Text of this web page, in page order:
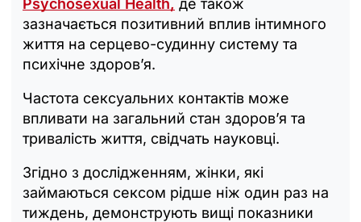
зазначається позитивний вплив інтимного
життя на серцево-судинну систему та
психічне здоров’я.
Частота сексуальних контактів може
впливати на загальний стан здоров’я та
тривалість життя, свідчать науковці.
Згідно з дослідженням, жінки, які
займаються сексом рідше ніж один раз на
тиждень, демонструють вищі показники